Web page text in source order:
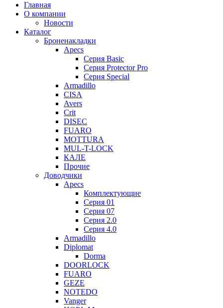
Главная
О компании
Новости
Каталог
Броненакладки
Apecs
Серия Basic
Серия Protector Pro
Серия Special
Armadillo
CISA
Avers
Crit
DISEC
FUARO
MOTTURA
MUL-T-LOCK
КАЛЕ
Прочие
Доводчики
Apecs
Комплектующие
Серия 01
Серия 07
Серия 2.0
Серия 4.0
Armadillo
Diplomat
Dorma
DOORLOCK
FUARO
GEZE
NOTEDO
Vanger